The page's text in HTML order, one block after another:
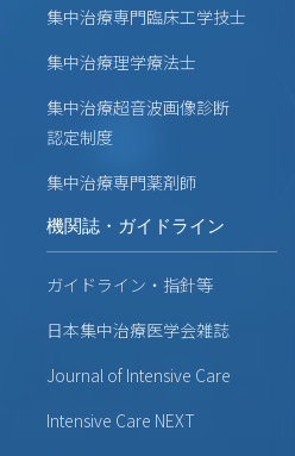
集中治療専門臨床工学技士
集中治療理学療法士
集中治療超音波画像診断
認定制度
集中治療専門薬剤師
機関誌・ガイドライン
ガイドライン・指針等
日本集中治療医学会雑誌
Journal of Intensive Care
Intensive Care NEXT